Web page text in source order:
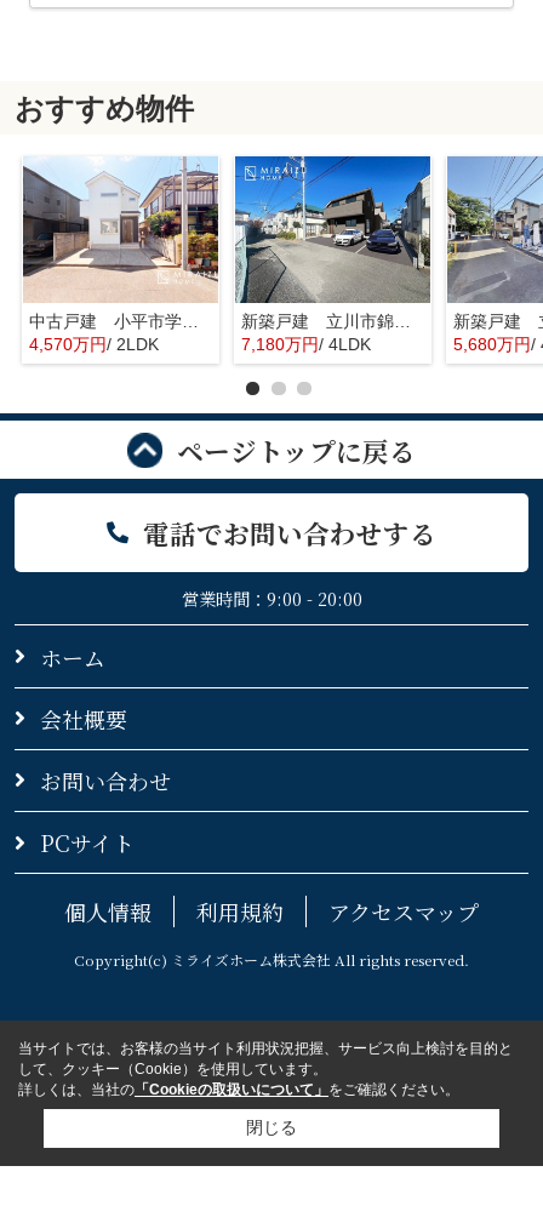
おすすめ物件
中古戸建 小平市学園東町 全1棟
4,570万円/ 2LDK
新築戸建 立川市錦町 全2棟
7,180万円/ 4LDK 5,680万円/
ページトップに戻る
電話でお問い合わせする
営業時間：9:00 - 20:00
ホーム
会社概要
お問い合わせ
PCサイト
個人情報 利用規約 アクセスマップ
Copyright(c) ミライズホーム株式会社 All rights reserved.
当サイトでは、お客様の当サイト利用状況把握、サービス向上検討を目的と
して、クッキー（Cookie）を使用しています。
詳しくは、当社の 「Cookieの取扱いについて」 をご確認ください。
閉じる